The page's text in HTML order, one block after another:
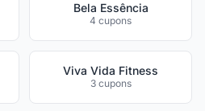
Bela Essência
4 cupons
Viva Vida Fitness
3 cupons